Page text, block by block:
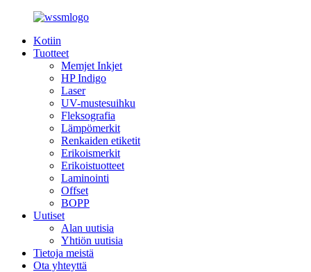
Kotiin
Tuotteet
Memjet Inkjet
HP Indigo
Laser
UV-mustesuihku
Fleksografia
Lämpömerkit
Renkaiden etiketit
Erikoismerkit
Erikoistuotteet
Laminointi
Offset
BOPP
Uutiset
Alan uutisia
Yhtiön uutisia
Tietoja meistä
Ota yhteyttä